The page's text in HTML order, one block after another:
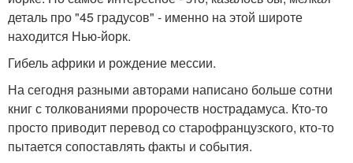
деталь про "45 градусов" - именно на этой широте
находится Нью-йорк.
Гибель африки и рождение мессии.
На сегодня разными авторами написано больше сотни
книг с толкованиями пророчеств нострадамуса. Кто-то
просто приводит перевод со старофранцузского, кто-то
пытается сопоставлять факты и события.